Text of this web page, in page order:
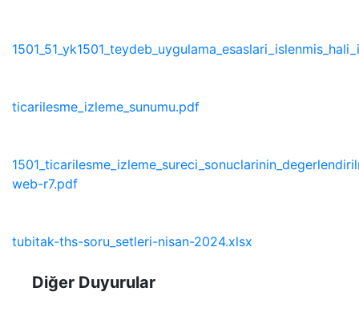
ticarilesme_izleme_sunumu.pdf
web-r7.pdf
tubitak-ths-soru_setleri-nisan-2024.xlsx
Diğer Duyurular